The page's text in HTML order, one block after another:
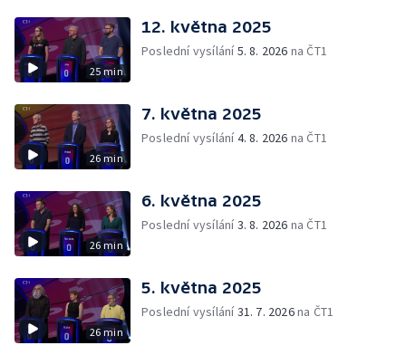
25 min
12. května 2025
Poslední vysílání5. 8. 2026 na ČT1
26 min
7. května 2025
Poslední vysílání4. 8. 2026 na ČT1
26 min
6. května 2025
Poslední vysílání3. 8. 2026 na ČT1
26 min
5. května 2025
Poslední vysílání31. 7. 2026na ČT1